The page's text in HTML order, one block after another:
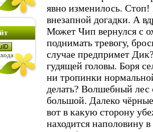
явно изменилось. Стоп!
внезапной догадки. А
Может Чип вернулся с
поднимать тревогу,
случае предпримет
гудящей головы. Боря
ни тропинки
делать? Волшебный лес
большой. Далеко
вот в какую сторону
находится наполовину